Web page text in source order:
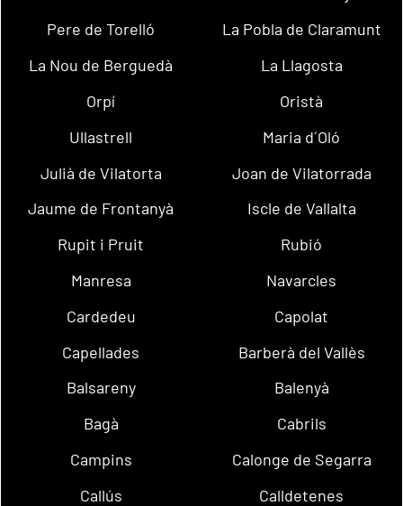
Pere de Torelló
La Pobla de Claramunt
La Nou de Berguedà
La Llagosta
Orpí
Oristà
Ullastrell
Maria d´Oló
Julià de Vilatorta
Joan de Vilatorrada
Jaume de Frontanyà
Iscle de Vallalta
Rupit i Pruit
Rubió
Manresa
Navarcles
Cardedeu
Capolat
Capellades
Barberà del Vallès
Balsareny
Balenyà
Bagà
Cabrils
Campins
Calonge de Segarra
Callús
Calldetenes